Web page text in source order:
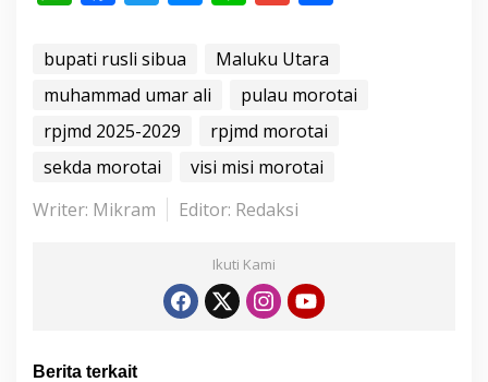
.
.
.
at
s
A
p
p
e
b
o
o
k
itt
er
ss
e
n
g
er
e ai
l e
bupati rusli sibua
Maluku Utara
muhammad umar ali
pulau morotai
rpjmd 2025-2029
rpjmd morotai
sekda morotai
visi misi morotai
Writer: Mikram
Editor: Redaksi
Ikuti Kami
Berita terkait